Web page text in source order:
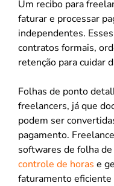
Um recibo para
faturar e processar
independentes.
contratos formais,
retenção para cuidar
Folhas de ponto
freelancers, já que
podem ser
pagamento.
softwares de folha
controle de horas e
faturamento eficiente